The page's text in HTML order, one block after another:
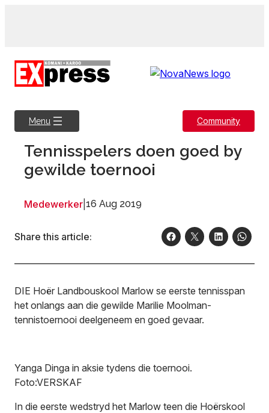
Menu Community
Tennisspelers doen goed by
gewilde toernooi
Medewerker 16 Aug 2019
Share this article:
DIE Hoër Landbouskool Marlow se eerste tennisspan
het onlangs aan die gewilde Marilie Moolman-
tennistoernooi deelgeneem en goed gevaar.
Yanga Dinga in aksie tydens die toernooi.
Foto:VERSKAF
In die eerste wedstryd het Marlow teen die Hoërskool